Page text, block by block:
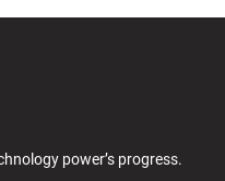
power’s progress.